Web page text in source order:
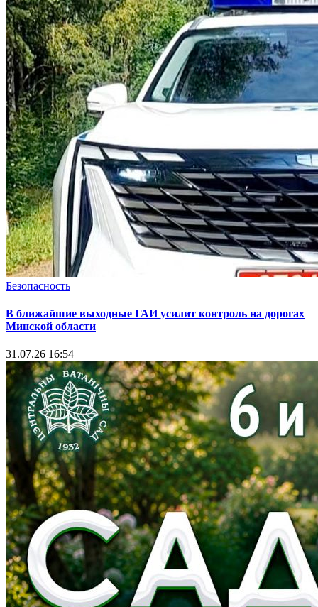
Безопасность
В ближайшие выходные ГАИ усилит контроль на дорогах
Минской области
31.07.26 16:54